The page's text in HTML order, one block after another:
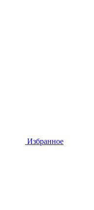
Избранное